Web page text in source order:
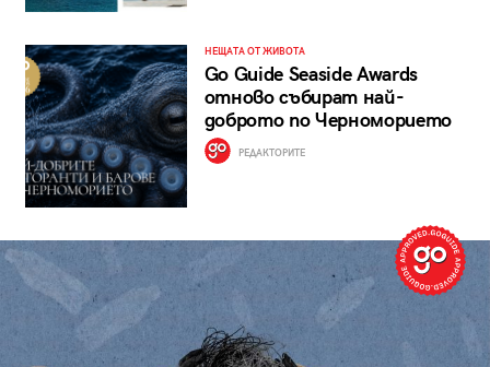
НЕЩАТА ОТ ЖИВОТА
Go Guide Seaside Awards
отново събират най-
доброто по Черноморието
РЕДАКТОРИТЕ